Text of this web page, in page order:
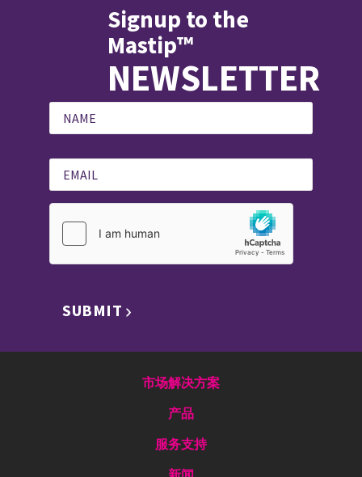
Signup to the
Mastip™
NEWSLETTER
SUBMIT
市场解决方案
产品
服务支持